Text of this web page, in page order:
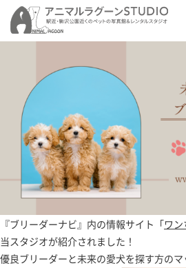
『ブリーダーナビ』内の情報サイト「ワ
当スタジオが紹介されました！
優良ブリーダーと未来の愛犬を探す方の